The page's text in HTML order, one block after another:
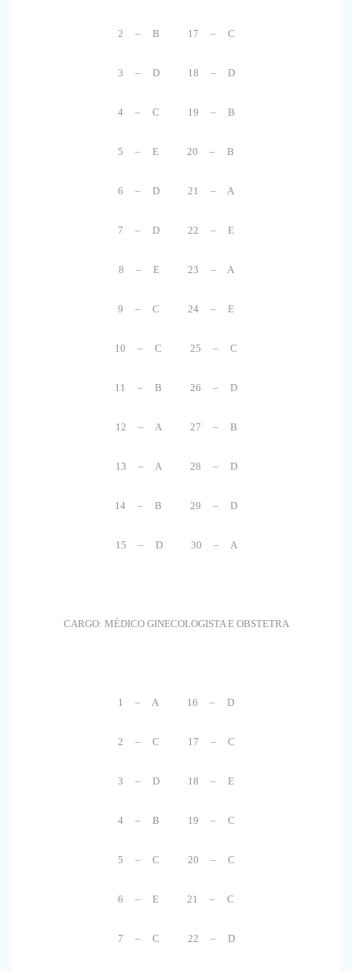
2 – B 17 – C
3 – D 18 – D
4 – C 19 – B
5 – E 20 – B
6 – D 21 – A
7 – D 22 – E
8 – E 23 – A
9 – C 24 – E
10 – C 25 – C
11 – B 26 – D
12 – A 27 – B
13 – A 28 – D
14 – B 29 – D
15 – D 30 – A
CARGO: MÉDICO GINECOLOGISTA E OBSTETRA
1 – A 16 – D
2 – C 17 – C
3 – D 18 – E
4 – B 19 – C
5 – C 20 – C
6 – E 21 – C
7 – C 22 – D